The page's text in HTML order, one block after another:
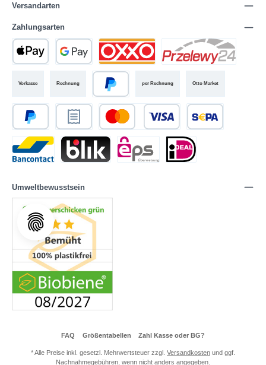
Versandarten
Zahlungsarten
per Rechnung Otto Market
Vorkasse Rechnung
Umweltbewusstsein
FAQ Größentabellen Zahl Kasse oder BG?
* Alle Preise inkl. gesetzl. Mehrwertsteuer zzgl. Versandkosten und ggf.
Nachnahmegebühren, wenn nicht anders angegeben.